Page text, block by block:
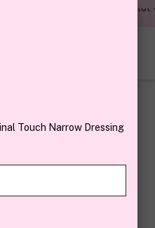
1,5 miljon kunder – Trustpilot
Balm 100 ml
Touch Narrow Dressing